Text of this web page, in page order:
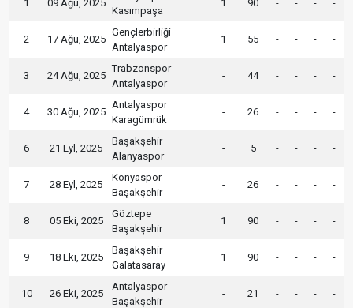
1 09 Ağu, 2025
Kasımpaşa
1 90 - - - -
2 17 Ağu, 2025
Gençlerbirliği
Antalyaspor
1 55 - - - -
3 24 Ağu, 2025
Trabzonspor
Antalyaspor
- 44 - - - -
4 30 Ağu, 2025
Antalyaspor
Karagümrük
- 26 - - - -
6 21 Eyl, 2025
Başakşehir
Alanyaspor
- 5 - - - -
7 28 Eyl, 2025
Konyaspor
Başakşehir
- 26 - - - -
8 05 Eki, 2025
Göztepe
Başakşehir
1 90 - - - -
9 18 Eki, 2025
Başakşehir
Galatasaray
1 90 - - - -
10 26 Eki, 2025
Antalyaspor
Başakşehir
- 21 - - - -